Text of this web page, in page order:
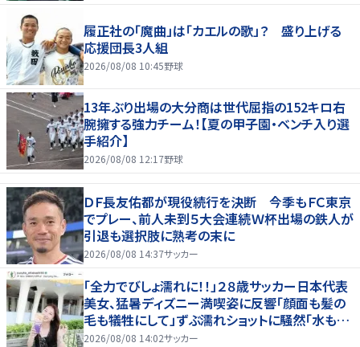
履正社の「魔曲」は「カエルの歌」？ 盛り上げる
応援団長3人組
2026/08/08 10:45野球
13年ぶり出場の大分商は世代屈指の152キロ右
腕擁する強力チーム！【夏の甲子園・ベンチ入り選
手紹介】
2026/08/08 12:17野球
ＤＦ長友佑都が現役続行を決断 今季もＦＣ東京
でプレー、前人未到５大会連続Ｗ杯出場の鉄人が
引退も選択肢に熟考の末に
2026/08/08 14:37サッカー
「全力でびしょ濡れに！！」２８歳サッカー日本代表
美女、猛暑ディズニー満喫姿に反響「顔面も髪の
毛も犠牲にして」ずぶ濡れショットに騒然「水も滴
る」「女優さんかと」
2026/08/08 14:02サッカー